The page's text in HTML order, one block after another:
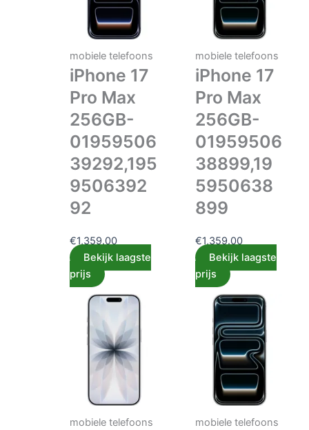
mobiele telefoons
iPhone 17
Pro Max
256GB-
01959506
39292,195
9506392
92
€1,359.00
Bekijk laagste
prijs
mobiele telefoons
iPhone 17
Pro Max
256GB-
01959506
38899,19
5950638
899
€1,359.00
Bekijk laagste
prijs
mobiele telefoons mobiele telefoons